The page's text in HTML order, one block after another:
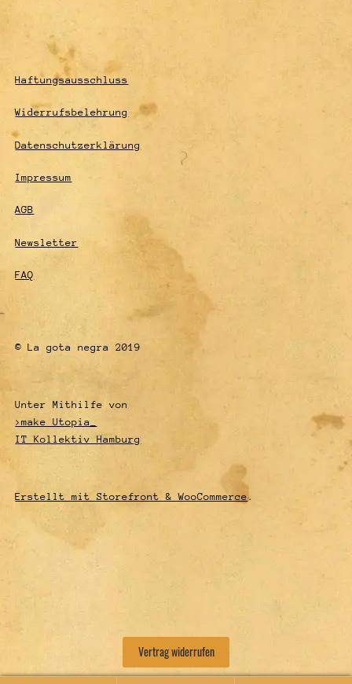
Haftungsausschluss
Widerrufsbelehrung
Datenschutzerklärung
Impressum
AGB
Newsletter
FAQ
© La gota negra 2019
Unter Mithilfe von
>make Utopia_
IT Kollektiv Hamburg
Erstellt mit Storefront & WooCommerce .
Vertrag widerrufen